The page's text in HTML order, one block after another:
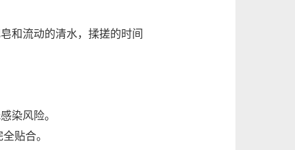
和流动的清水，揉搓的时间
染风险。
贴合。